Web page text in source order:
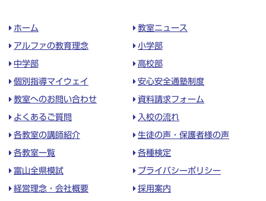
ホーム 教室ニュース
アルファの教育理念 小学部
中学部 高校部
個別指導マイウェイ 安心安全通塾制度
教室へのお問い合わせ 資料請求フォーム
よくあるご質問 入校の流れ
各教室の講師紹介 生徒の声・保護者様の声
各教室一覧 各種検定
富山全県模試 プライバシーポリシー
経営理念・会社概要 採用案内